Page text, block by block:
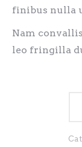
finibus nulla
Nam
leo fringilla